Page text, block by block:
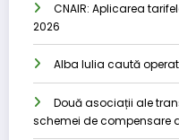
CNAIR: Aplicarea
2026
Alba Iulia caută
Două asociații ale
schemei de compensare